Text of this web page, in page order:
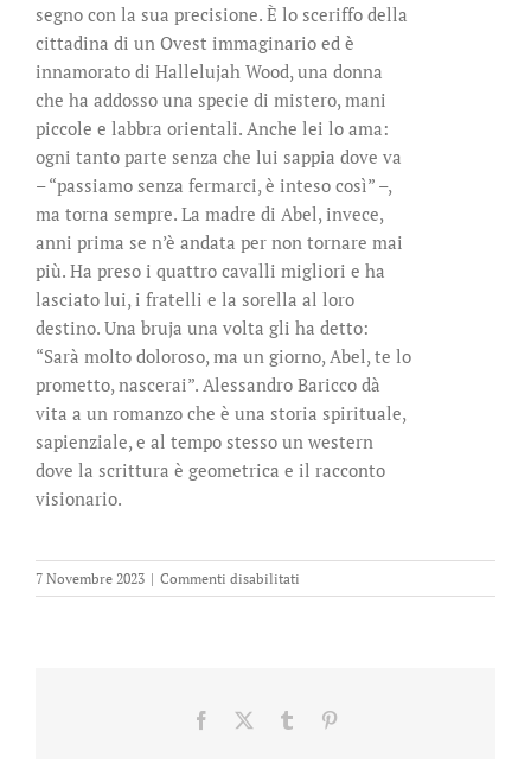
segno con la sua precisione. È lo sceriffo della
cittadina di un Ovest immaginario ed è
innamorato di Hallelujah Wood, una donna
che ha addosso una specie di mistero, mani
piccole e labbra orientali. Anche lei lo ama:
ogni tanto parte senza che lui sappia dove va
– “passiamo senza fermarci, è inteso così” –,
ma torna sempre. La madre di Abel, invece,
anni prima se n’è andata per non tornare mai
più. Ha preso i quattro cavalli migliori e ha
lasciato lui, i fratelli e la sorella al loro
destino. Una bruja una volta gli ha detto:
“Sarà molto doloroso, ma un giorno, Abel, te lo
prometto, nascerai”. Alessandro Baricco dà
vita a un romanzo che è una storia spirituale,
sapienziale, e al tempo stesso un western
dove la scrittura è geometrica e il racconto
visionario.
7 Novembre 2023 | Commenti disabilitati
Abel.
Facebook Tumblr